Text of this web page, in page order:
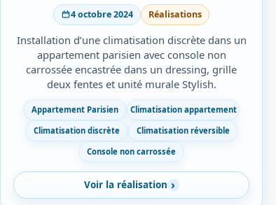
4 octobre 2024 Réalisations
Installation d’une climatisation discrète dans un
appartement parisien avec console non
carrossée encastrée dans un dressing, grille
deux fentes et unité murale Stylish.
Appartement Parisien
Climatisation appartement
Climatisation discrète
Climatisation réversible
Console non carrossée
Voir la réalisation